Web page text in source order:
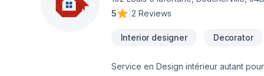
5
2 Reviews
Interior designer Decorator
Service en Design intérieur autant